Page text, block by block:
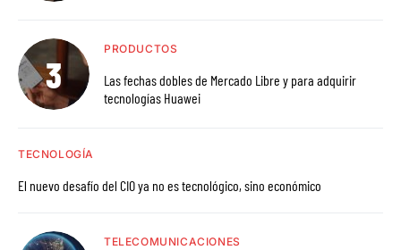
PRODUCTOS
Las fechas dobles de Mercado Libre y para adquirir
tecnologías Huawei
TECNOLOGÍA
El nuevo desafío del CIO ya no es tecnológico, sino económico
TELECOMUNICACIONES